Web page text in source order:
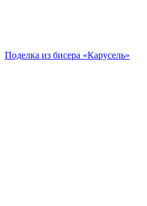
Поделка из бисера «Карусель»